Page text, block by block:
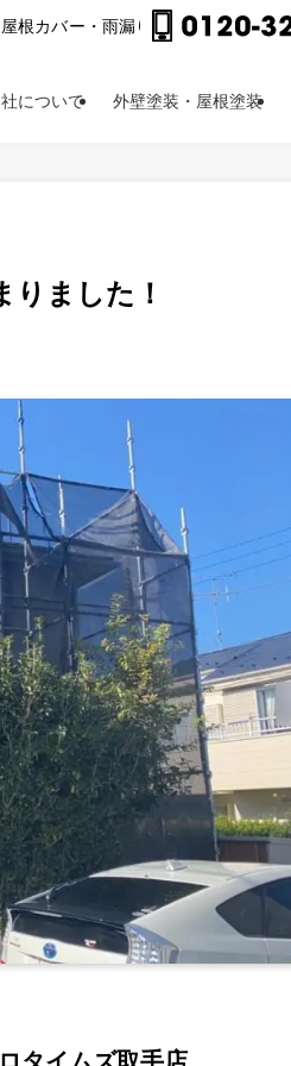
根カバー・⾬漏り修理他
について 外壁塗装・屋根塗装
りました！